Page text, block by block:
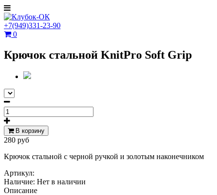
+7(949)331-23-90
0
Крючок стальной KnitPro Soft Grip
В корзину
280 руб
Крючок стальной с черной ручкой и золотым наконечником
Артикул:
Наличие: Нет в наличии
Описание